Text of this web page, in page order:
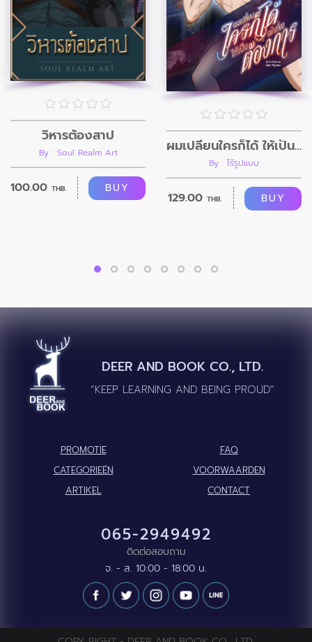
วิหารต้องสาป
By : Soul Realm Art
100.00 THB. BUY
ผมเปลี่ยนใครก็ได้ ให้เป็นอย่างที่ผมต้องการ
By : ไร้รูปแบบ
129.00 THB. BUY
DEER AND BOOK CO., LTD.
“KEEP LEARNING AND BEING PROUD”
PROMOTIE
FAQ
CATEGORIEËN
VOORWAARDEN
ARTIKEL
CONTACT
065-2949492
ติดต่อสอบถาม
จ. - ส. 10:00 - 18:00 น.